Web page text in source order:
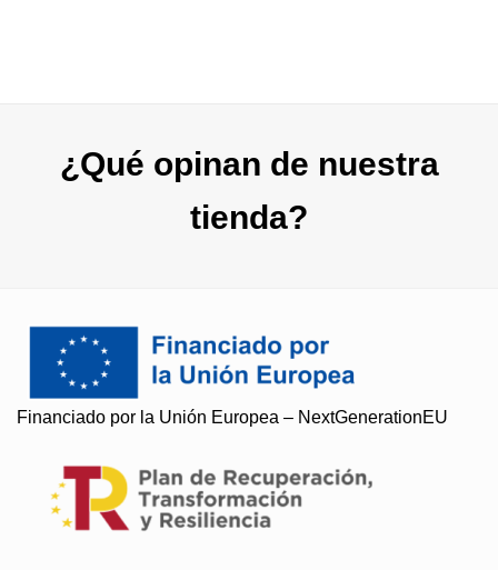
¿Qué opinan de nuestra
tienda?
Financiado por la Unión Europea – NextGenerationEU
Soy Paqui, ¿Te ayudo?
Resuelvo todas tus preguntas